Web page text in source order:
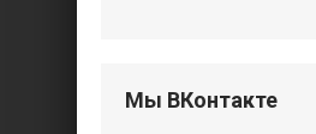
Мы ВКонтакте